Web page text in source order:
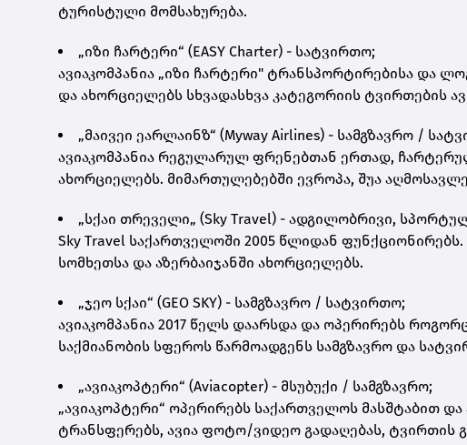
ტურისტული მომსახურება.
„იზი ჩარტერი“ (EASY Charter) - სატვირთო;
ავიაკომპანია „იზი ჩარტერი" ტრანსპორტირებისა და
და ახორციელებს სხვადასხვა კატეგორიის ტვირთების
„მაივეი ეარლაინზ“ (Myway Airlines) - სამგზავრო /
ავიაკომპანია რეგულარულ ფრენებთან ერთად,
ახორციელებს. მიმართულებებში ევროპა, შუა
„სქაი თრეველი„ (Sky Travel) - ადგილობრივი,
Sky Travel საქართველოში 2005 წლიდან
სომხეთსა და აზერბაიჯანში ახორციელებს.
„ჯეო სქაი“ (GEO SKY) - სამგზავრო / სატვირთო;
ავიაკომპანია 2017 წელს დაარსდა და ოპერირებს
საქმიანობის სფეროს წარმოადგენს სამგზავრო და
„ავიაკოპტერი“ (Aviacopter) - მსუბუქი / სამგზავრო;
„ავიაკოპტერი“ ოპერირებს საქართველოს მასშტაბით
ტრანსფერებს, ავია ფოტო/ვიდეო გადაღებას, ტვირთის